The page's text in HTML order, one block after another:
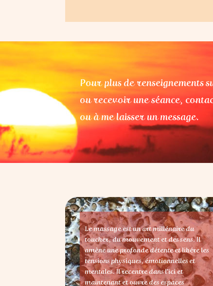
Pour plus de renseignements
ou recevoir une séance,
ou à me laisser un message.
Le massage est un art millénaire du
toucher, du mouvement et des sens. Il
amène une profonde détente et libére les
tensions physiques, émotionnelles et
mentales. Il recentre dans l'ici et
maintenant et ouvre des espaces